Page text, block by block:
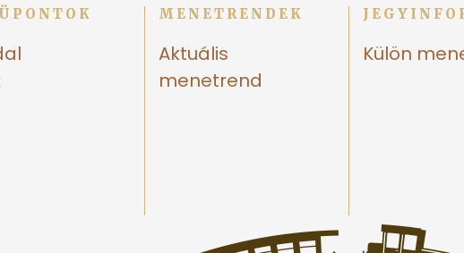
MENETRENDEK
Aktuális
menetrend
Külön